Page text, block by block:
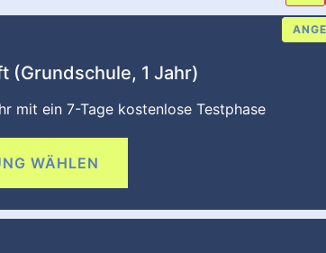
(Grundschule, 1 Jahr)
mit ein 7-Tage kostenlose Testphase
WÄHLEN